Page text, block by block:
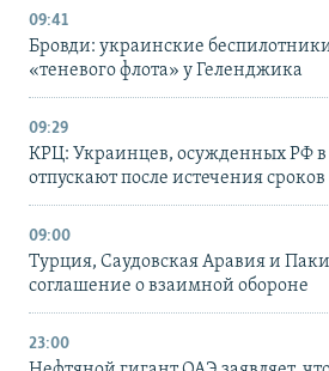
09:41
Бровди: украинские
«теневого флота» у Геленджика
09:29
КРЦ: Украинцев, осужденных РФ
отпускают после истечения сроков
09:00
Турция, Саудовская Аравия и
соглашение о взаимной обороне
23:00